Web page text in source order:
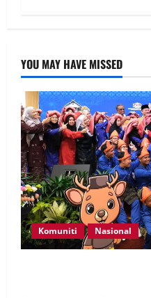
YOU MAY HAVE MISSED
Komuniti Nasional